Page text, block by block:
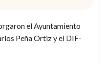
el Ayuntamiento
Peña Ortiz y el DIF-